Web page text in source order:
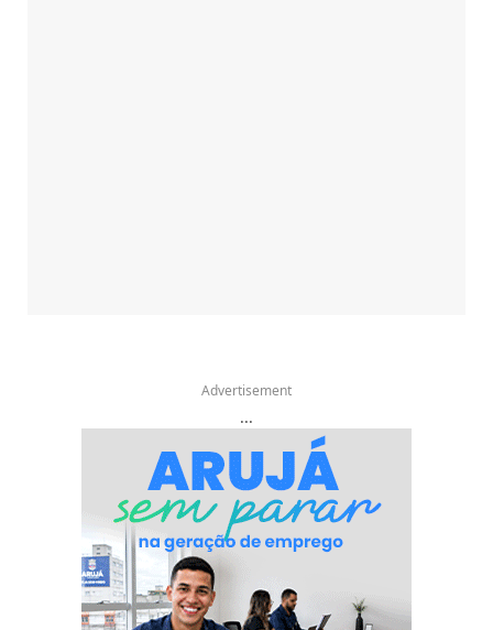
Advertisement
...